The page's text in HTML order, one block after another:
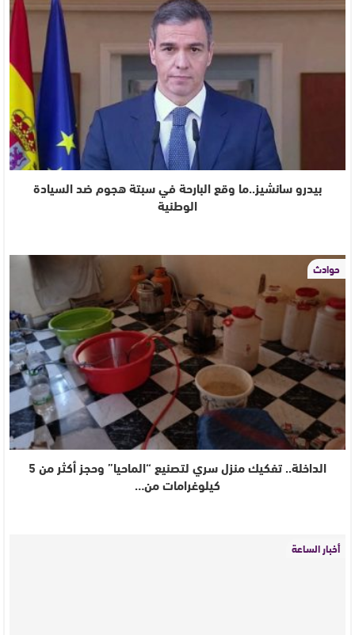
بيدرو سانشيز..ما وقع البارحة في سبتة هجوم ضد السيادة
الوطنية
حوادث
الداخلة.. تفكيك منزل سري لتصنيع “الماحيا” وحجز أكثر من 5
كيلوغرامات من…
أخبار الساعة